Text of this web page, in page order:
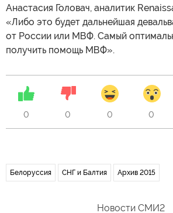
Анастасия Головач, аналитик
«Либо это будет дальнейшая
от России или МВФ. Самый
получить помощь МВФ».
0 0 0 0
Белоруссия СНГ и Балтия Архив 2015
Новости СМИ2